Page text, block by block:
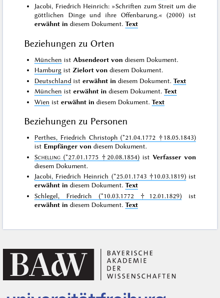
Jacobi, Friedrich Heinrich: »Schriften zum Streit um die
göttlichen Dinge und ihre Offenbarung.« (2000) ist
erwähnt in diesem Dokument.Text
Beziehungen zu Orten
München ist Absendeort von diesem Dokument.
Hamburg istZielort von diesem Dokument.
Deutschland isterwähnt in diesem Dokument.Text
München isterwähnt in diesem Dokument.Text
Wien isterwähnt in diesem Dokument.Text
Beziehungen zu Personen
Perthes, Friedrich Christoph (*21.04.1772 †18.05.1843)
ist Empfänger von diesem Dokument.
Schelling (*27.01.1775 †20.08.1854)ist Verfasser von
diesem Dokument.
Jacobi, Friedrich Heinrich (*25.01.1743 †10.03.1819)ist
erwähnt in diesem Dokument.Text
Schlegel, Friedrich (*10.03.1772 †12.01.1829) ist
erwähnt in diesem Dokument.Text